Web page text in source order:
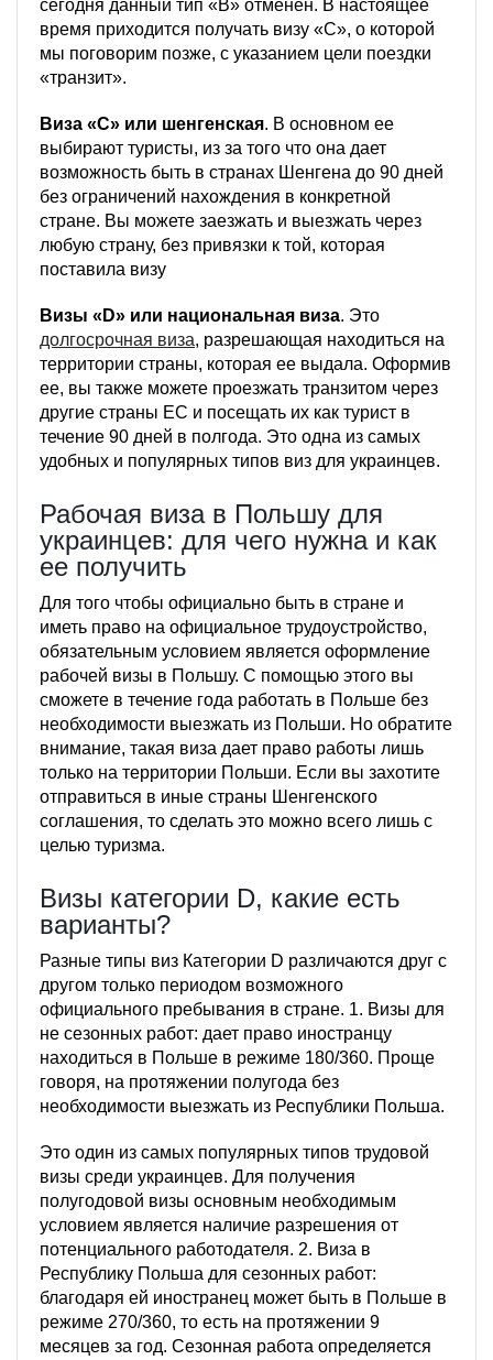
сегодня данный тип «В» отменен. В настоящее
время приходится получать визу «C», о которой
мы поговорим позже, с указанием цели поездки
«транзит».
Виза «C» или шенгенская. В основном ее
выбирают туристы, из за того что она дает
возможность быть в странах Шенгена до 90 дней
без ограничений нахождения в конкретной
стране. Вы можете заезжать и выезжать через
любую страну, без привязки к той, которая
поставила визу
Визы «D» или национальная виза. Это
долгосрочная виза, разрешающая находиться на
территории страны, которая ее выдала. Оформив
ее, вы также можете проезжать транзитом через
другие страны ЕС и посещать их как турист в
течение 90 дней в полгода. Это одна из самых
удобных и популярных типов виз для украинцев.
Рабочая виза в Польшу для
украинцев: для чего нужна и как
ее получить
Для того чтобы официально быть в стране и
иметь право на официальное трудоустройство,
обязательным условием является оформление
рабочей визы в Польшу. С помощью этого вы
сможете в течение года работать в Польше без
необходимости выезжать из Польши. Но обратите
внимание, такая виза дает право работы лишь
только на территории Польши. Если вы захотите
отправиться в иные страны Шенгенского
соглашения, то сделать это можно всего лишь с
целью туризма.
Визы категории D, какие есть
варианты?
Разные типы виз Категории D различаются друг с
другом только периодом возможного
официального пребывания в стране. 1. Визы для
не сезонных работ: дает право иностранцу
находиться в Польше в режиме 180/360. Проще
говоря, на протяжении полугода без
необходимости выезжать из Республики Польша.
Это один из самых популярных типов трудовой
визы среди украинцев. Для получения
полугодовой визы основным необходимым
условием является наличие разрешения от
потенциального работодателя. 2. Виза в
Республику Польша для сезонных работ:
благодаря ей иностранец может быть в Польше в
режиме 270/360, то есть на протяжении 9
месяцев за год. Сезонная работа определяется